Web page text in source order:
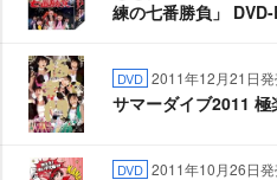
練の七番勝負」
DVD 2011年12月21日
サマーダイブ2011
DVD 2011年10月26日